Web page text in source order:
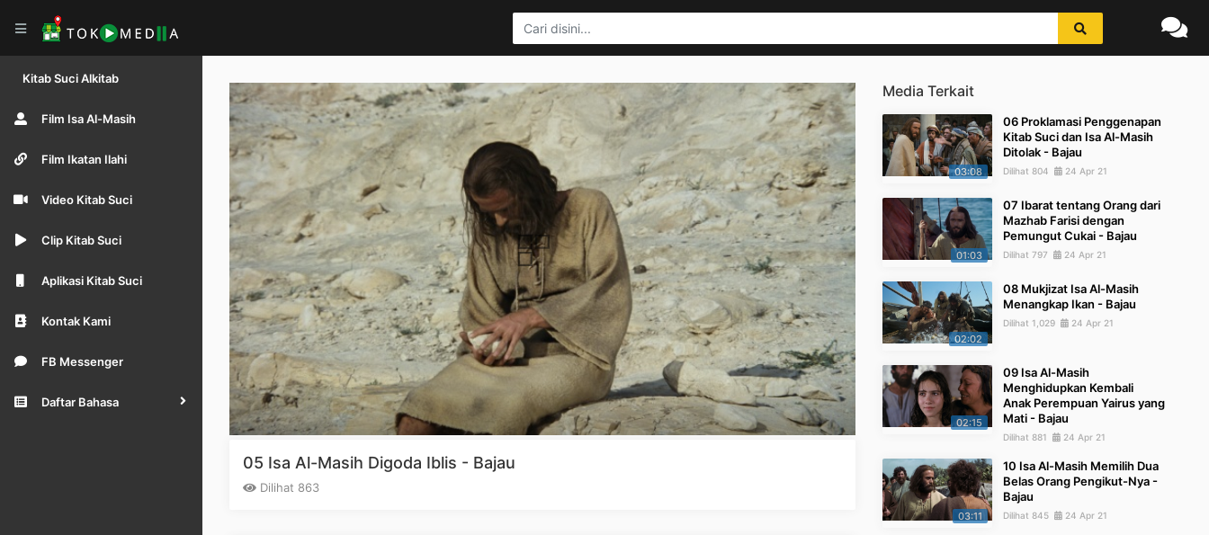
Kitab Suci Alkitab
Film Isa Al-Masih
Film Ikatan Ilahi
Video Kitab Suci
Clip Kitab Suci
Aplikasi Kitab Suci
Kontak Kami
FB Messenger
Daftar Bahasa
05 Isa Al-Masih Digoda Iblis - Bajau
Dilihat 863
Media Terkait
03:08
06 Proklamasi Penggenapan
Kitab Suci dan Isa Al-Masih
Ditolak - Bajau
Dilihat 804 24 Apr 21
01:03
07 Ibarat tentang Orang dari
Mazhab Farisi dengan
Pemungut Cukai - Bajau
Dilihat 797 24 Apr 21
02:02
08 Mukjizat Isa Al-Masih
Menangkap Ikan - Bajau
Dilihat 1,029 24 Apr 21
02:15
09 Isa Al-Masih
Menghidupkan Kembali
Anak Perempuan Yairus yang
Mati - Bajau
Dilihat 881 24 Apr 21
03:11
10 Isa Al-Masih Memilih Dua
Belas Orang Pengikut-Nya -
Bajau
Dilihat 845 24 Apr 21